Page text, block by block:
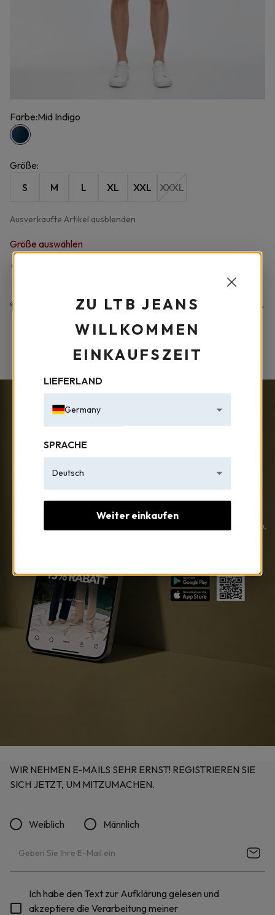
Farbe:Mid Indigo
Größe:
S
M L XL XXL XXXL
Ausverkaufte Artikel ausblenden
Größe auswählen
Produktdetails
STOFFZUSAMMENSETZUNG - %99 Pamuklu %1 Elastan
WIR NEHMEN E-MAILS SEHR ERNST! REGISTRIEREN SIE
SICH JETZT, UM MITZUMACHEN.
Weiblich Männlich
Ich habe den Text zur Aufklärung gelesen und
akzeptiere die Verarbeitung meiner
ZU LTB JEANS
WILLKOMMEN
EINKAUFSZEIT
LIEFERLAND
Germany
SPRACHE
Deutsch
Weiter einkaufen